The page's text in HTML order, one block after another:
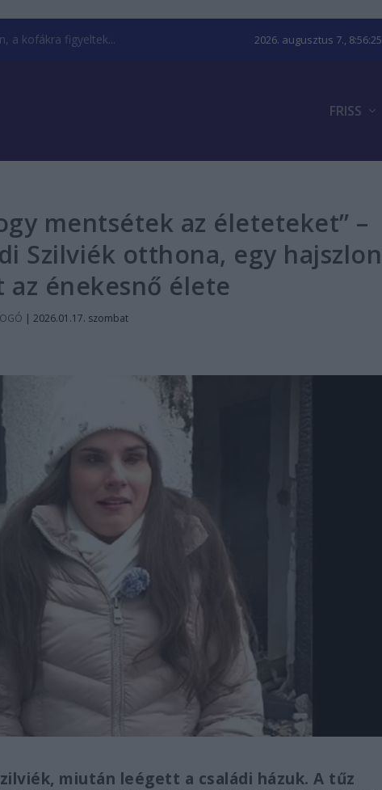
a kofákra figyeltek... 2026. augusztus 7., 8:56:25
FRISS
mentsétek az életeteket” –
Szilviék otthona, egy hajszlon
az énekesnő élete
| 2026.01.17. szombat
miután leégett a családi házuk. A tűz